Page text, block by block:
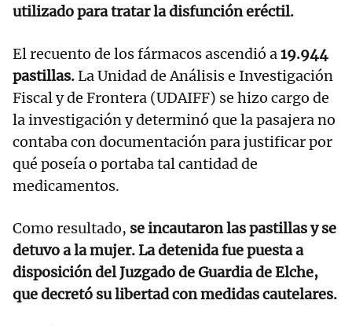
utilizado para tratar la disfunción eréctil.
El recuento de los fármacos ascendió a19.944
pastillas.La Unidad de Análisis e Investigación
Fiscal y de Frontera (UDAIFF) se hizo cargo de
la investigación y determinó que la pasajera no
contaba con documentación para justificar por
qué poseía o portaba tal cantidad de
medicamentos.
Como resultado, se incautaron las pastillas y se
detuvo a la mujer. La detenida fue puesta a
disposición del Juzgado de Guardia de Elche,
que decretó su libertad con medidas cautelares.